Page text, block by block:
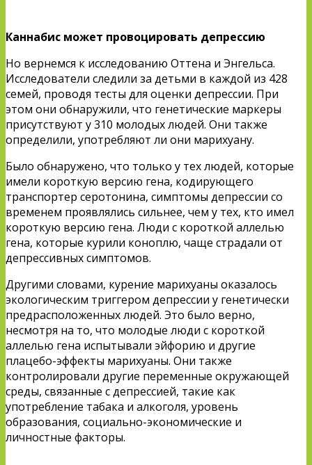
Каннабис может провоцировать депрессию
Но вернемся к исследованию Оттена и Энгельса.
Исследователи следили за детьми в каждой из 428
семей, проводя тесты для оценки депрессии. При
этом они обнаружили, что генетические маркеры
присутствуют у 310 молодых людей. Они также
определили, употребляют ли они марихуану.
Было обнаружено, что только у тех людей, которые
имели короткую версию гена, кодирующего
транспортер серотонина, симптомы депрессии со
временем проявлялись сильнее, чем у тех, кто имел
короткую версию гена. Люди с короткой аллелью
гена, которые курили коноплю, чаще страдали от
депрессивных симптомов.
Другими словами, курение марихуаны оказалось
экологическим триггером депрессии у генетически
предрасположенных людей. Это было верно,
несмотря на то, что молодые люди с короткой
аллелью гена испытывали эйфорию и другие
плацебо-эффекты марихуаны. Они также
контролировали другие переменные окружающей
среды, связанные с депрессией, такие как
употребление табака и алкоголя, уровень
образования, социально-экономические и
личностные факторы.